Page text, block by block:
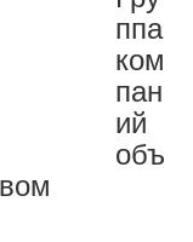
ппа
ком
пан
ий
объ